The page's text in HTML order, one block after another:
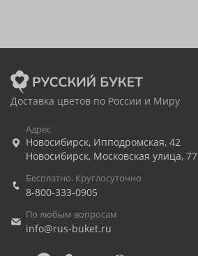
Доставка цветов по России и Миру
Адрес
Новосибирск, Ипподромская, 42
Новосибирск, Московская улица, 77
Бесплатно. Круглосуточно
8-800-333-0905
По любым вопросам
info@rus-buket.ru